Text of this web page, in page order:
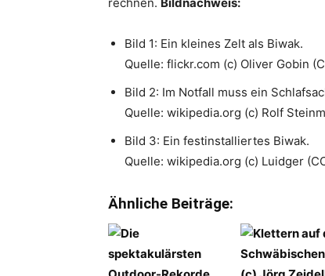
Bild 1: Ein kleines Zelt als Biwak.
Quelle: flickr.com (c) Oliver Gobin
Bild 2: Im Notfall muss ein
Quelle: wikipedia.org (c) Rolf
Bild 3: Ein festinstalliertes Biwak.
Quelle: wikipedia.org (c) Luidger
Ähnliche Beiträge: